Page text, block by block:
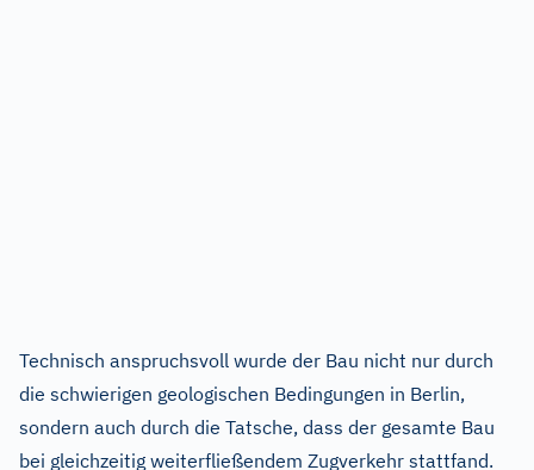
Technisch anspruchsvoll wurde der Bau nicht nur durch
die schwierigen geologischen Bedingungen in Berlin,
sondern auch durch die Tatsche, dass der gesamte Bau
bei gleichzeitig weiterfließendem Zugverkehr stattfand.